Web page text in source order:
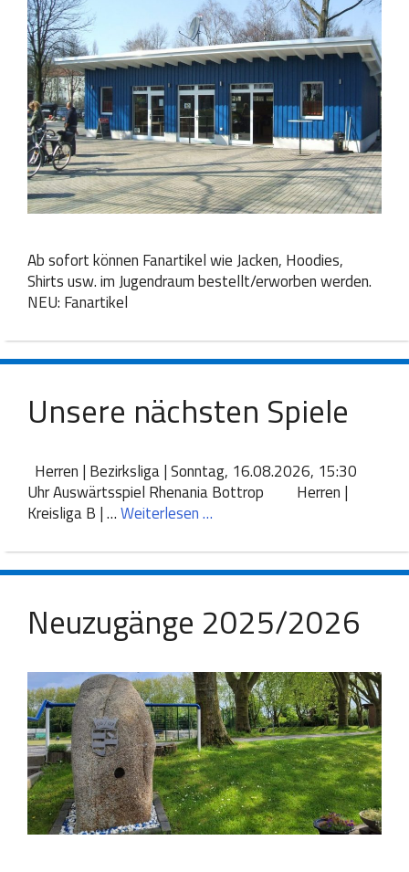
Ab sofort können Fanartikel wie Jacken, Hoodies,
Shirts usw. im Jugendraum bestellt/erworben werden.
NEU: Fanartikel
Unsere nächsten Spiele
Herren | Bezirksliga | Sonntag, 16.08.2026, 15:30
Uhr Auswärtsspiel Rhenania Bottrop Herren |
Kreisliga B | …Weiterlesen …
Neuzugänge 2025/2026